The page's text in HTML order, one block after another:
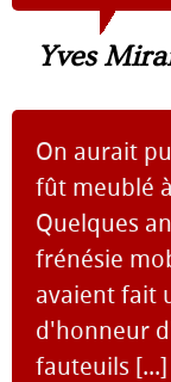
Yves
On aurait
fût meublé
Quelques
frénésie
avaient fait
d'honneur
fauteuils [...]